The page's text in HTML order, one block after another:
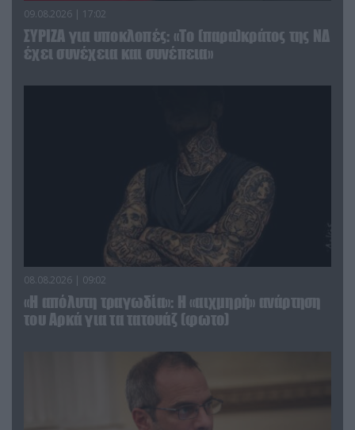
09.08.2026 | 17:02
ΣΥΡΙΖΑ για υποκλοπές: «Το (παρα)κράτος της ΝΔ
έχει συνέχεια και συνέπεια»
08.08.2026 | 09:02
«Η απόλυτη τραγωδία»: Η «αιχμηρή» ανάρτηση
του Αρκά για τα τατουάζ (φωτο)